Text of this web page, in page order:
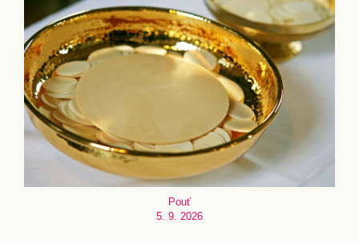
Pouť
5. 9. 2026